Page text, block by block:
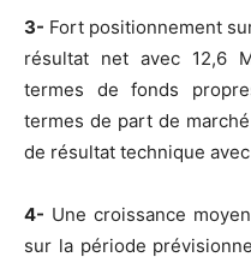
3- Fort positionnement
résultat net avec 12,6
termes de fonds
termes de part de
de résultat technique avec
4- Une croissance
sur la période